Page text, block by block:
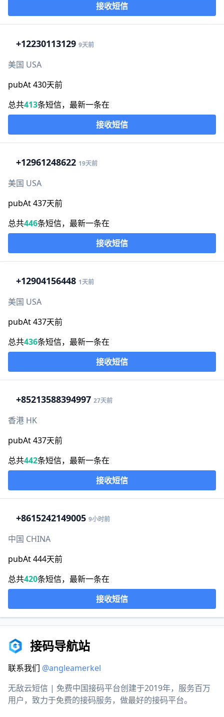
接收短信
+12230113129 9天前
美国 USA
pubAt 430天前
总共413条短信，最新一条在
接收短信
+12961248622 19天前
美国 USA
pubAt 437天前
总共446条短信，最新一条在
接收短信
+12904156448 1天前
美国 USA
pubAt 437天前
总共436条短信，最新一条在
接收短信
+85213588394997 27天前
香港 HK
pubAt 437天前
总共442条短信，最新一条在
接收短信
+8615242149005 9小时前
中国 CHINA
pubAt 444天前
总共420条短信，最新一条在
接收短信
接码导航站
联系我们 @angleamerkel
无敌云短信 | 免费中国接码平台创建于2019年，服务百万
用户，致力于免费的接码服务，做最好的接码平台。